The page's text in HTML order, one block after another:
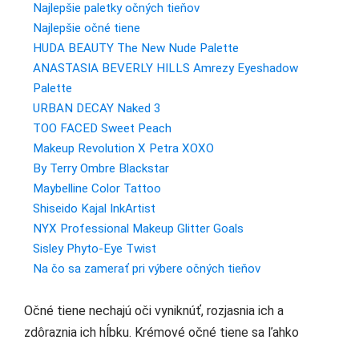
Najlepšie paletky očných tieňov
Najlepšie očné tiene
HUDA BEAUTY The New Nude Palette
ANASTASIA BEVERLY HILLS Amrezy Eyeshadow
Palette
URBAN DECAY Naked 3
TOO FACED Sweet Peach
Makeup Revolution X Petra XOXO
By Terry Ombre Blackstar
Maybelline Color Tattoo
Shiseido Kajal InkArtist
NYX Professional Makeup Glitter Goals
Sisley Phyto-Eye Twist
Na čo sa zamerať pri výbere očných tieňov
Očné tiene nechajú oči vyniknúť, rozjasnia ich a
zdôraznia ich hĺbku. Krémové očné tiene sa ľahko